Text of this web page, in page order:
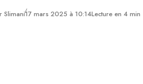
Slimani17 mars 2025 à 10:14Lecture en 4 min